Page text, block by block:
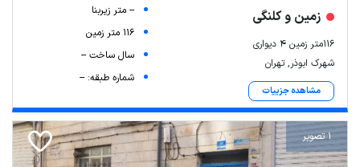
زمین و کلنگی
116متر زمین ۴ دیواری
شهرک ابوذر, تهران
مشاهده جزییات
-- متر زیربنا
116 متر زمین
سال ساخت --
شماره طبقه: --
1 تصویر